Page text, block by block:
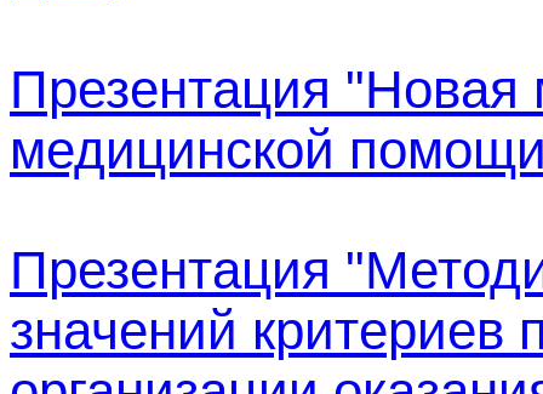
Презентация "Новая
медицинской
Презентация
значений критериев